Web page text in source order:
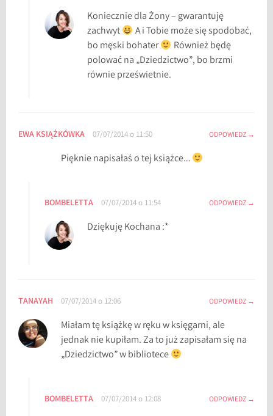
Koniecznie dla Żony – gwarantuję
zachwyt
A i Tobie może się spodobać,
bo męski bohater
Również będę
polować na „Dziedzictwo”, bo brzmi
równie prześwietnie.
EWA KSIĄŻKÓWKA 07/07/2014 o 11:50 ODPOWIEDZ
Pięknie napisałaś o tej książce…
BOMBELETTA 07/07/2014 o 11:54 ODPOWIEDZ
Dziękuję Kochana :*
TANAYAH 07/07/2014 o 12:06 ODPOWIEDZ
Miałam tę książkę w ręku w księgarni, ale
jednak nie kupiłam. Za to już zapisałam się na
„Dziedzictwo” w bibliotece
BOMBELETTA 07/07/2014 o 12:08 ODPOWIEDZ